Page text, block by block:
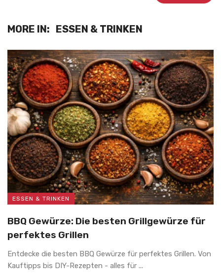
MORE IN: ESSEN & TRINKEN
ESSEN & TRINKEN
BBQ Gewürze: Die besten Grillgewürze für
perfektes Grillen
Entdecke die besten BBQ Gewürze für perfektes Grillen. Von
Kauftipps bis DIY-Rezepten - alles für ...